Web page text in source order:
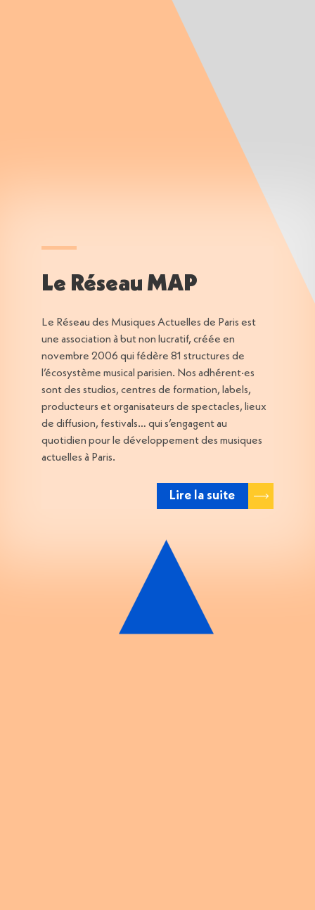
Le Réseau MAP
Le Réseau des Musiques Actuelles de Paris est
une association à but non lucratif, créée en
novembre 2006 qui fédère 81 structures de
l’écosystème musical parisien. Nos adhérent·es
sont des studios, centres de formation, labels,
producteurs et organisateurs de spectacles, lieux
de diffusion, festivals… qui s’engagent au
quotidien pour le développement des musiques
actuelles à Paris.
Lire la suite